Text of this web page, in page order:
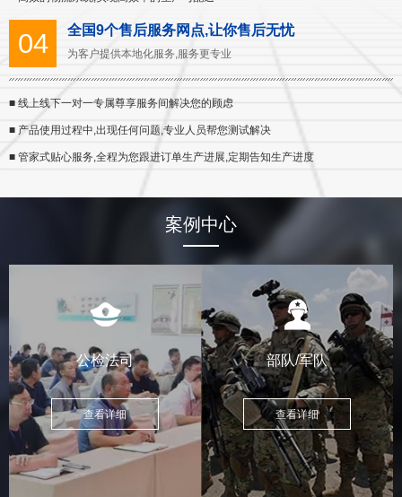
04 全国9个售后服务网点,让你售后无忧
为客户提供本地化服务,服务更专业
■ 线上线下一对一专属尊享服务间解决您的顾虑
■ 产品使用过程中,出现任何问题,专业人员帮您测试解决
■ 管家式贴心服务,全程为您跟进订单生产进展,定期告知生产进度
案例中心
公检法司
查看详细
部队/军队
查看详细